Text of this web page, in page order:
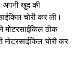
अपनी खुद की
चोरी कर ली।
मोटरसाईकिल ठीक
चोरी कर